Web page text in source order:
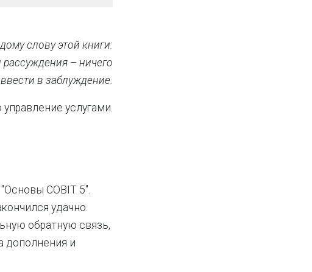
слову этой книги:
– ничего
в заблуждение.
услугами.
COBIT 5".
удачно.
обратную связь,
дополнения и